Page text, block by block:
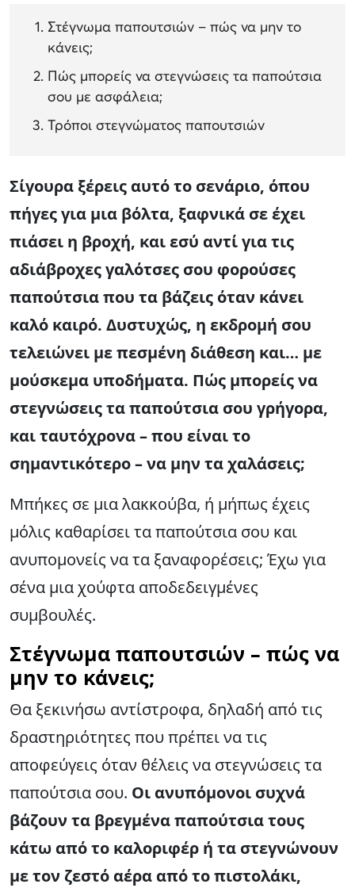
Στέγνωμα παπουτσιών – πώς να μην το
κάνεις;
Πώς μπορείς να στεγνώσεις τα παπούτσια
σου με ασφάλεια;
Τρόποι στεγνώματος παπουτσιών
Σίγουρα ξέρεις αυτό το σενάριο, όπου
πήγες για μια βόλτα, ξαφνικά σε έχει
πιάσει η βροχή, και εσύ αντί για τις
αδιάβροχες γαλότσες σου φορούσες
παπούτσια που τα βάζεις όταν κάνει
καλό καιρό. Δυστυχώς, η εκδρομή σου
τελειώνει με πεσμένη διάθεση και… με
μούσκεμα υποδήματα. Πώς μπορείς να
στεγνώσεις τα παπούτσια σου γρήγορα,
και ταυτόχρονα – που είναι το
σημαντικότερο – να μην τα χαλάσεις;
Μπήκες σε μια λακκούβα, ή μήπως έχεις
μόλις καθαρίσει τα παπούτσια σου και
ανυπομονείς να τα ξαναφορέσεις; Έχω για
σένα μια χούφτα αποδεδειγμένες
συμβουλές.
Στέγνωμα παπουτσιών – πώς να
μην το κάνεις;
Θα ξεκινήσω αντίστροφα, δηλαδή από τις
δραστηριότητες που πρέπει να τις
αποφεύγεις όταν θέλεις να στεγνώσεις τα
παπούτσια σου. Οι ανυπόμονοι συχνά
βάζουν τα βρεγμένα παπούτσια τους
κάτω από το καλοριφέρ ή τα στεγνώνουν
με τον ζεστό αέρα από το πιστολάκι,